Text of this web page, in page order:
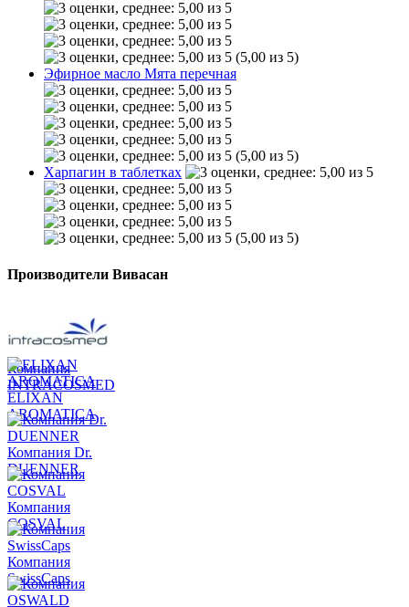
(5,00 из 5)
Эфирное масло Мята перечная
(5,00 из 5)
Харпагин в таблетках
(5,00 из 5)
Производители Вивасан
Компания
INTRACOSMED
ELIXAN
AROMATICA
Компания Dr.
DUENNER
Компания
COSVAL
Компания
SwissCaps